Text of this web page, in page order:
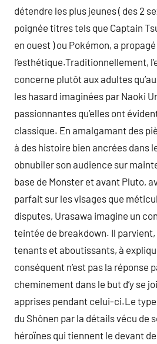
détendre les plus jeunes ( des 2
poignée titres tels que Captain
en ouest ) ou Pokémon, a propagé
l’esthétique.Traditionnellement,
concerne plutôt aux adultes
les hasard imaginées par Naoki
passionnantes qu’elles ont
classique. En amalgamant des
à des histoire bien ancrées dans
obnubiler son audience sur
base de Monster et avant Pluto,
parfait sur les visages que
disputes, Urasawa imagine un
teintée de breakdown. Il
tenants et aboutissants, à
conséquent n’est pas la réponse
cheminement dans le but d’y se
apprises pendant celui-ci.Le
du Shônen par la détails vécu de
héroïnes qui tiennent le devant